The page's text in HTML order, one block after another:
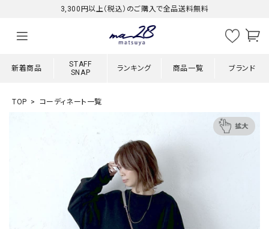
3,300円以上（税込）のご購入で全品送料無料
新着商品
STAFF
SNAP
ランキング 商品一覧 ブランド
TOP コーディネート一覧